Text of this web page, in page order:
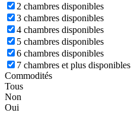
2 chambres disponibles
3 chambres disponibles
4 chambres disponibles
5 chambres disponibles
6 chambres disponibles
7 chambres et plus disponibles
Commodités
Tous
Non
Oui